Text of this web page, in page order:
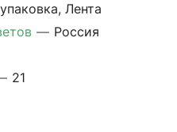
Лента
— Россия
21